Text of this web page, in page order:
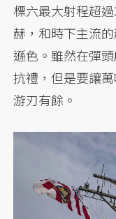
標六最大射程超
赫，和時下主流
遜色。雖然在彈
抗禮，但是要讓
游刃有餘。